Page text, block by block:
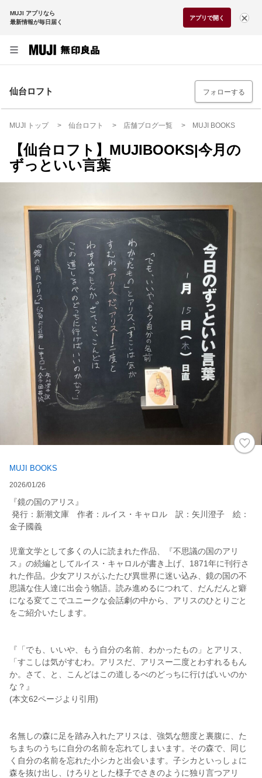
MUJI アプリなら
最新情報が毎日届く
アプリで開く
仙台ロフト フォローする
MUJI トップ 仙台ロフト 店舗ブログ一覧 MUJI BOOKS
【仙台ロフト】MUJIBOOKS|今月の
ずっといい言葉
MUJI BOOKS
2026/01/26
『鏡の国のアリス』
発行：新潮文庫 作者：ルイス・キャロル 訳：矢川澄子 絵：
金子國義
児童文学として多くの人に読まれた作品、『不思議の国のアリ
ス』の続編としてルイス・キャロルが書き上げ、1871年に刊行さ
れた作品。少女アリスがふたたび異世界に迷い込み、鏡の国の不
思議な住人達に出会う物語。読み進めるにつれて、だんだんと癖
になる変てこでユニークな会話劇の中から、アリスのひとりごと
をご紹介いたします。
『「でも、いいや、もう自分の名前、わかったもの」とアリス、
「すこしは気がすむわ。アリスだ、アリスー二度とわすれるもん
か。さて、と、こんどはこの道しるべのどっちに行けばいいのか
な？』
(本文62ページより引用)
名無しの森に足を踏み入れたアリスは、強気な態度と裏腹に、た
ちまちのうちに自分の名前を忘れてしまいます。その森で、同じ
く自分の名前を忘れた小シカと出会います。子シカといっしょに
森を抜け出し、けろりとした様子でさきのように独り言つアリ